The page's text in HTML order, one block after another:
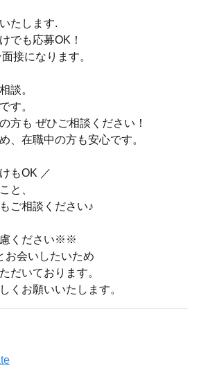
たします.
でも応募OK！
接になります。
談。
す。
方も ぜひご相談ください！
、在職中の方も安心です。
もOK ／
と、
ご相談ください♪
ください※※
お会いしたいため
だいております。
くお願いいたします。